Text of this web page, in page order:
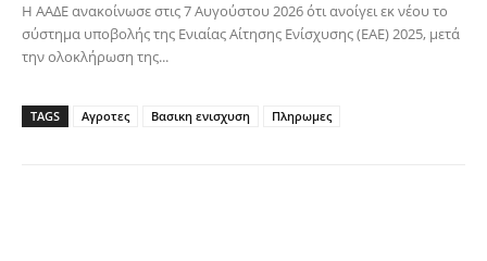
Η ΑΑΔΕ ανακοίνωσε στις 7 Αυγούστου 2026 ότι ανοίγει εκ νέου το
σύστημα υποβολής της Ενιαίας Αίτησης Ενίσχυσης (ΕΑΕ) 2025, μετά
την ολοκλήρωση της...
TAGS Αγροτες Βασικη ενισχυση Πληρωμες